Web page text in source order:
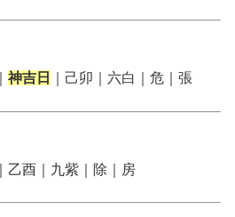
神吉日 ｜己卯｜六白｜危｜張
｜乙酉｜九紫｜除｜房